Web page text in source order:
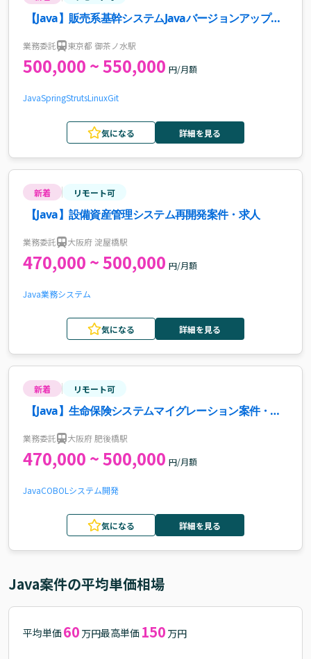
【Java】販売系基幹システムJavaバージョンアップ案
業務委託 東京都 御茶ノ水駅
500,000 ~ 550,000 円/月額
JavaSpringStrutsLinuxGit
気になる 詳細を見る
新着 リモート可
【Java】設備資産管理システム再開発案件・求人
業務委託 大阪府 淀屋橋駅
470,000 ~ 500,000 円/月額
Java業務システム
気になる 詳細を見る
新着 リモート可
【Java】生命保険システムマイグレーション案件・求
業務委託 大阪府 肥後橋駅
470,000 ~ 500,000 円/月額
JavaCOBOL システム開発
気になる 詳細を見る
Java案件の平均単価相場
平均単価 60 万円最高単価 150 万円